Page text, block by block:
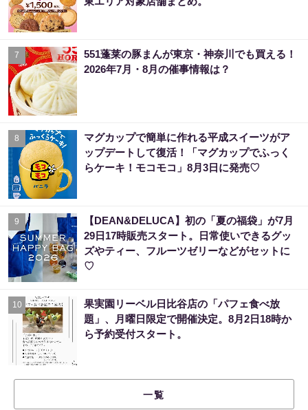
7
551蓬莱の豚まんが東京・神奈川でも買える！
2026年7月・8月の催事情報は？
8
マグカップで簡単に作れる平成スイーツがア
ップデートして復活！「マグカップでふっく
らケーキ！モコモコ」8月3日に発売♡
9
【DEAN&DELUCA】初の「夏の福袋」が7月
29日17時販売スタート。日常使いできるグッ
ズやティー、フルーツゼリーなどがセットに
♡
10
果実園リーベル日比谷店の「パフェ食べ放
題」、月曜日限定で開催決定。8月2日18時か
ら予約受付スタート。
一覧